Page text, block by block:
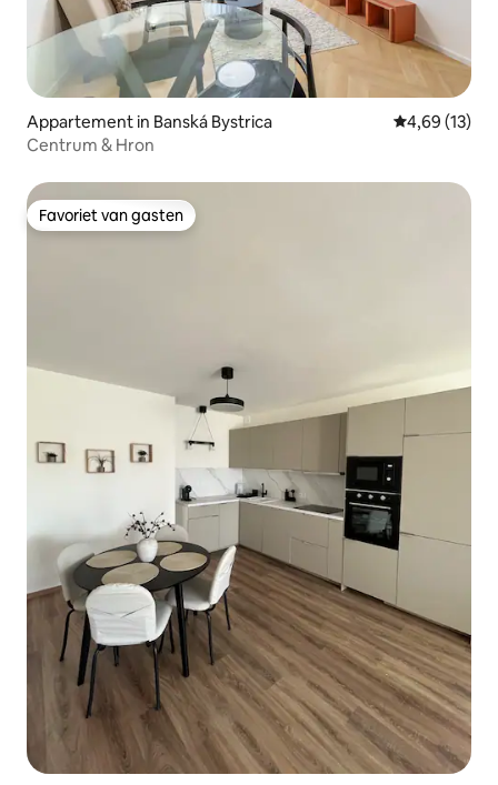
Appartement in Banská Bystrica Gemiddelde
4,69 (13)
Centrum & Hron
Favoriet van gasten
Favoriet van gasten